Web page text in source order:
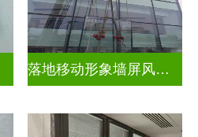
落地移动形象墙屏风隔断